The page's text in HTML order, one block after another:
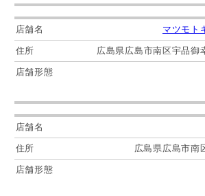
マツモト
広島県広島市南区宇品御
広島県広島市南